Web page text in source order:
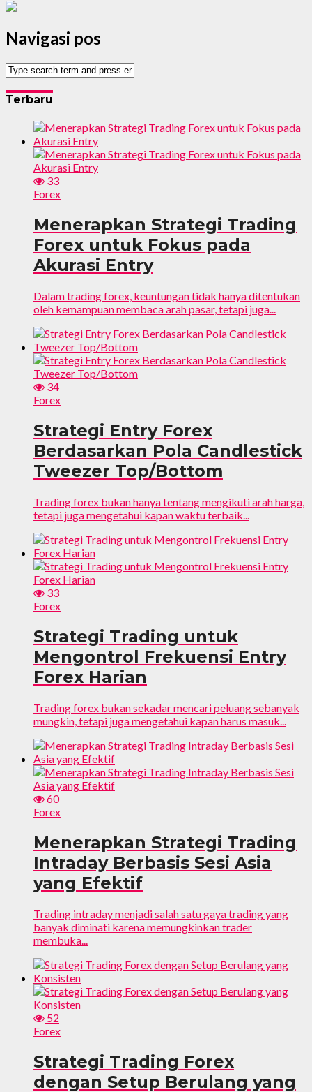
Navigasi pos
Terbaru
33
Forex
Menerapkan Strategi Trading
Forex untuk Fokus pada
Akurasi Entry
Dalam trading forex, keuntungan tidak hanya ditentukan
oleh kemampuan membaca arah pasar, tetapi juga...
34
Forex
Strategi Entry Forex
Berdasarkan Pola Candlestick
Tweezer Top/Bottom
Trading forex bukan hanya tentang mengikuti arah harga,
tetapi juga mengetahui kapan waktu terbaik...
33
Forex
Strategi Trading untuk
Mengontrol Frekuensi Entry
Forex Harian
Trading forex bukan sekadar mencari peluang sebanyak
mungkin, tetapi juga mengetahui kapan harus masuk...
60
Forex
Menerapkan Strategi Trading
Intraday Berbasis Sesi Asia
yang Efektif
Trading intraday menjadi salah satu gaya trading yang
banyak diminati karena memungkinkan trader
membuka...
52
Forex
Strategi Trading Forex
dengan Setup Berulang yang